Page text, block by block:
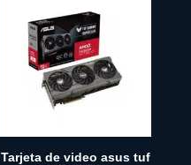
Tarjeta de video asus tuf